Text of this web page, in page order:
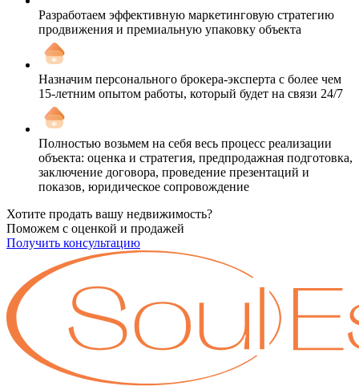
Разработаем эффективную маркетинговую стратегию
продвижения и премиальную упаковку объекта
Назначим персонального брокера-эксперта с более чем
15-летним опытом работы, который будет на связи 24/7
Полностью возьмем на себя весь процесс реализации
объекта: оценка и стратегия, предпродажная подготовка,
заключение договора, проведение презентаций и
показов, юридическое сопровождение
Хотите продать вашу недвижимость?
Поможем с оценкой и продажей
Получить консультацию